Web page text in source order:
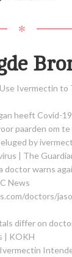
✻
Ivermectin to
heeft Covid-
paarden om te
by
| The
doctor warns
News
doctors/
differ on
| KOKH